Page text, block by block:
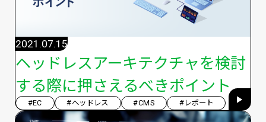
ヘッドレスアーキテクチャを検討
する際に押さえるべきポイント
2021.07.15
#EC #ヘッドレス #CMS #レポート